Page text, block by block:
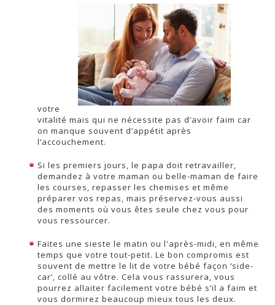
votre
vitalité mais qui ne nécessite pas d’avoir faim car
on manque souvent d’appétit après
l’accouchement.
Si les premiers jours, le papa doit retravailler,
demandez à votre maman ou belle-maman de faire
les courses, repasser les chemises et même
préparer vos repas, mais préservez-vous aussi
des moments où vous êtes seule chez vous pour
vous ressourcer.
Faites une sieste le matin ou l'après-midi, en même
temps que votre tout-petit. Le bon compromis est
souvent de mettre le lit de votre bébé façon ‘side-
car’, collé au vôtre. Cela vous rassurera, vous
pourrez allaiter facilement votre bébé s’il a faim et
vous dormirez beaucoup mieux tous les deux.